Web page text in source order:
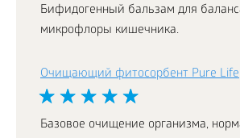
Бифидогенный бальзам для
микрофлоры кишечника.
Очищающий фитосорбент Pure Life
Базовое очищение организма,